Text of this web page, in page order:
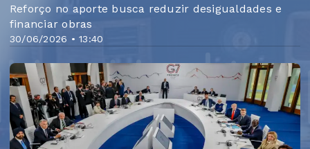
30/06/2026 • 13:40
Reforço no aporte busca reduzir desigualdades e
financiar obras